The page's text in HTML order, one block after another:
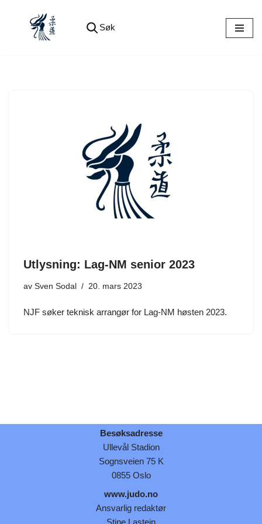
Søk
Utlysning: Lag-NM senior 2023
av Sven Sodal 20. mars 2023
NJF søker teknisk arrangør for Lag-NM høsten 2023.
Besøksadresse
Ullevål Stadion
Sognsveien 75 K
0855 Oslo
www.judo.no
Ansvarlig redaktør
Stine Lastein